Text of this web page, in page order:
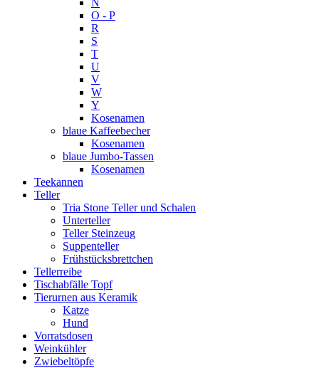
O - P
R
S
T
U
V
W
Y
Kosenamen
blaue Kaffeebecher
Kosenamen
blaue Jumbo-Tassen
Kosenamen
Teekannen
Teller
Tria Stone Teller und Schalen
Unterteller
Teller Steinzeug
Suppenteller
Frühstücksbrettchen
Tellerreibe
Tischabfälle Topf
Tierurnen aus Keramik
Katze
Hund
Vorratsdosen
Weinkühler
Zwiebeltöpfe